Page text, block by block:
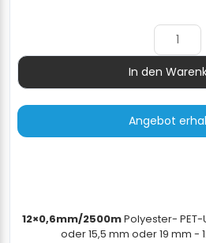
In den
Angebot
12×0,6mm/2500mPolyester-
oder 15,5 mm oder 19 mm -